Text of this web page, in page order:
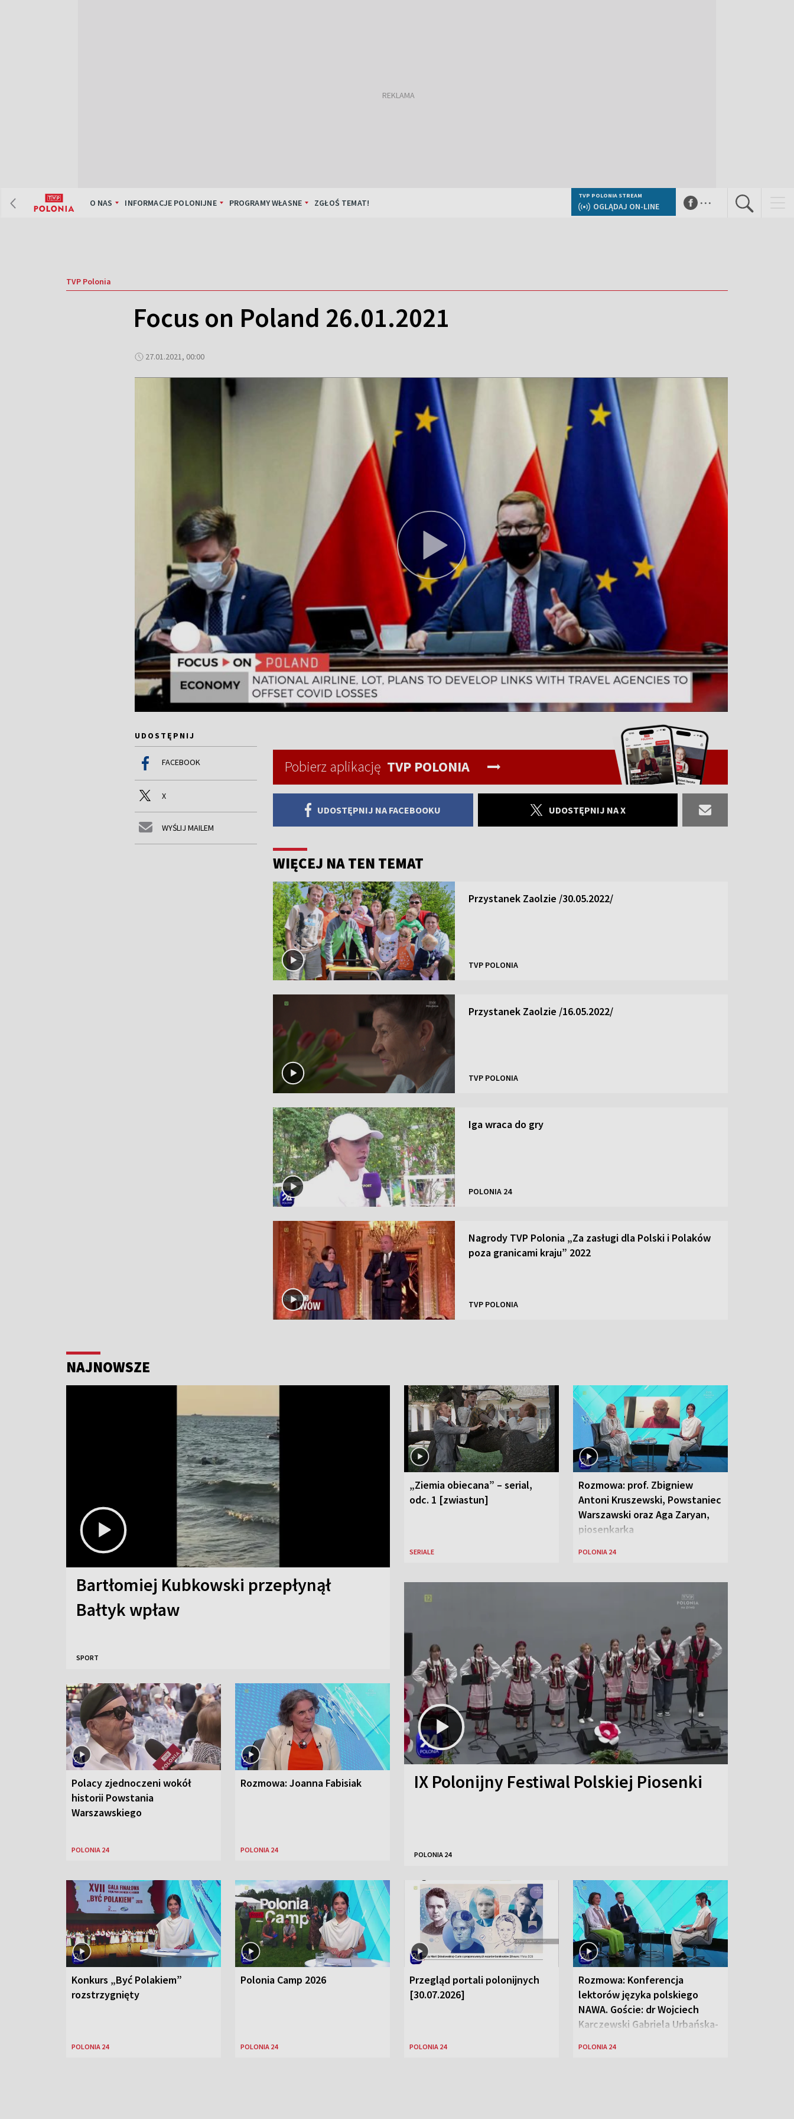
O NAS INFORMACJE POLONIJNE PROGRAMY WŁASNE ZGŁOŚ TEMAT!
TVP POLONIA STREAM
OGLĄDAJ ON-LINE ...
TVP Polonia
Focus on Poland 26.01.2021
27.01.2021, 00:00
UDOSTĘPNIJ
FACEBOOK
X
WYŚLIJ MAILEM
Pobierz aplikację TVP POLONIA
UDOSTĘPNIJ NA FACEBOOKU UDOSTĘPNIJ NA X
WIĘCEJ NA TEN TEMAT
Przystanek Zaolzie /30.05.2022/
TVP POLONIA
Przystanek Zaolzie /16.05.2022/
TVP POLONIA
Iga wraca do gry
POLONIA 24
Nagrody TVP Polonia „Za zasługi dla Polski i Polaków
poza granicami kraju” 2022
TVP POLONIA
NAJNOWSZE
Bartłomiej Kubkowski przepłynął
Bałtyk wpław
SPORT
„Ziemia obiecana” – serial,
odc. 1 [zwiastun]
SERIALE
Rozmowa: prof. Zbigniew
Antoni Kruszewski, Powstaniec
Warszawski oraz Aga Zaryan,
piosenkarka
POLONIA 24
Polacy zjednoczeni wokół
historii Powstania
Warszawskiego
POLONIA 24
Rozmowa: Joanna Fabisiak
POLONIA 24
IX Polonijny Festiwal Polskiej Piosenki
POLONIA 24
Konkurs „Być Polakiem”
rozstrzygnięty
POLONIA 24
Polonia Camp 2026
POLONIA 24
Przegląd portali polonijnych
[30.07.2026]
POLONIA 24
Rozmowa: Konferencja
lektorów języka polskiego
NAWA. Goście: dr Wojciech
Karczewski Gabriela Urbańska-
POLONIA 24